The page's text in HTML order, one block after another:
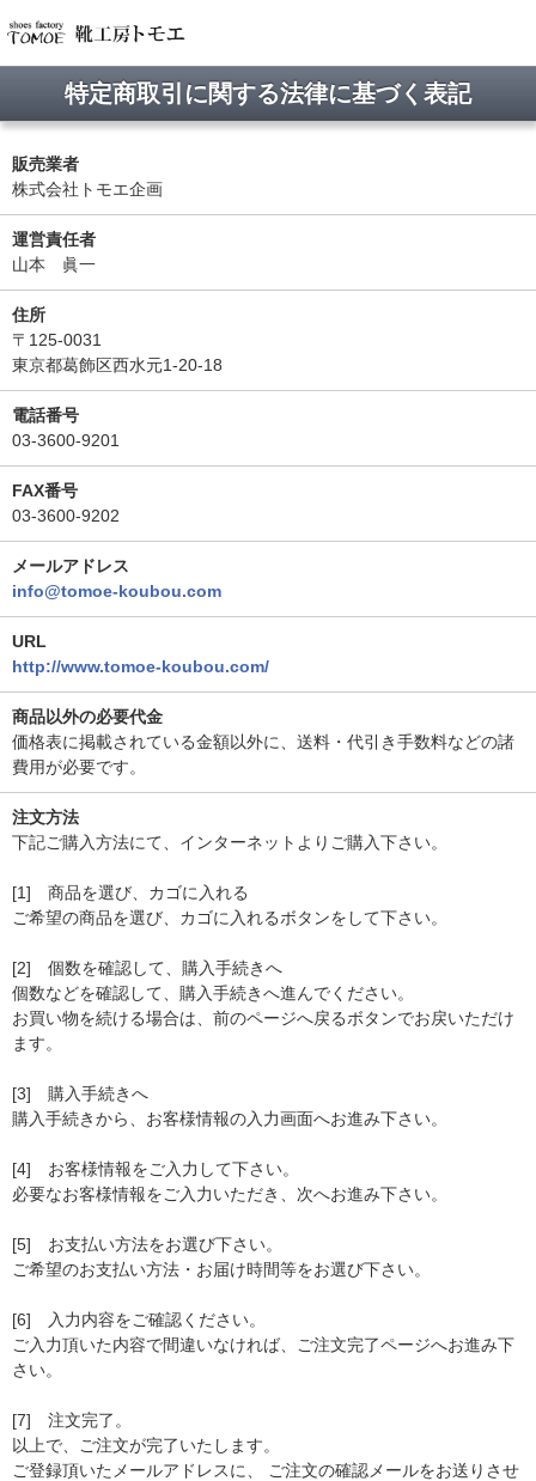
特定商取引に関する法律に基づく表記
販売業者
株式会社トモエ企画
運営責任者
山本 眞一
住所
〒125-0031
東京都葛飾区西水元1-20-18
電話番号
03-3600-9201
FAX番号
03-3600-9202
メールアドレス
info@tomoe-koubou.com
URL
http://www.tomoe-koubou.com/
商品以外の必要代金
価格表に掲載されている金額以外に、送料・代引き手数料などの諸
費用が必要です。
注文方法
下記ご購入方法にて、インターネットよりご購入下さい。
[1] 商品を選び、カゴに入れる
ご希望の商品を選び、カゴに入れるボタンをして下さい。
[2] 個数を確認して、購入手続きへ
個数などを確認して、購入手続きへ進んでください。
お買い物を続ける場合は、前のページへ戻るボタンでお戻いただけ
ます。
[3] 購入手続きへ
購入手続きから、お客様情報の入力画面へお進み下さい。
[4] お客様情報をご入力して下さい。
必要なお客様情報をご入力いただき、次へお進み下さい。
[5] お支払い方法をお選び下さい。
ご希望のお支払い方法・お届け時間等をお選び下さい。
[6] 入力内容をご確認ください。
ご入力頂いた内容で間違いなければ、ご注文完了ページへお進み下
さい。
[7] 注文完了。
以上で、ご注文が完了いたします。
ご登録頂いたメールアドレスに、 ご注文の確認メールをお送りさせ